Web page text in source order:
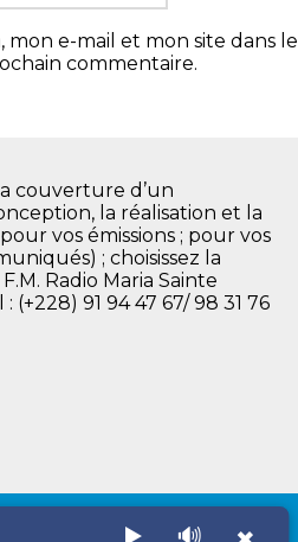
e-mail et mon site dans le
commentaire.
couverture d’un
la réalisation et la
vos émissions ; pour vos
; choisissez la
Radio Maria Sainte
(+228) 91 94 47 67/ 98 31 76
▶️ 🔊